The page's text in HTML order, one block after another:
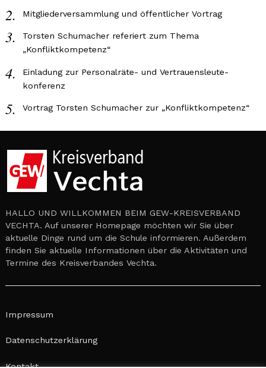
Mitgliederversammlung und öffentlicher Vortrag
Torsten Schumacher referiert zum Thema
„Konfliktkompetenz“
Einladung zur Personalräte- und Vertrauensleute-
konferenz
Vortrag Torsten Schumacher zur „Konfliktkompetenz“
HALLO UND WILLKOMMEN BEIM GEW-KREISVERBAND
VECHTA. Auf unserer Homepage möchten wir Sie über
aktuelle Dinge rund um die Schule informieren. Außerdem
finden Sie aktuelle Informationen über die Aktivitäten und
Termine des Kreisverbandes Vechta.
Impressum
Datenschutzerklärung